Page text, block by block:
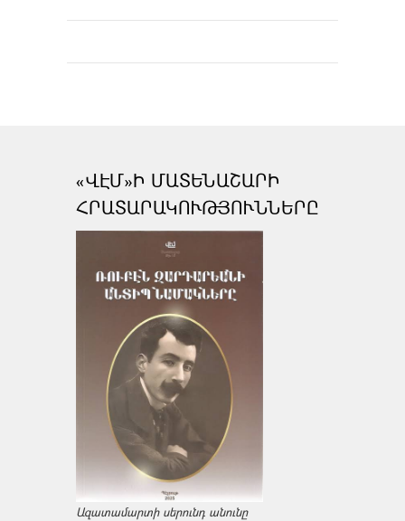
«ՎԷՄ»Ի ՄԱՏԵՆԱՇԱՐԻ
ՀՐԱՏԱՐԱԿՈՒԹՅՈՒՆՆԵՐԸ
Ազատամարտի սերունդ անունը